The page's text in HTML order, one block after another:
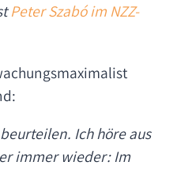
Peter Szabó im NZZ-
Ich höre aus
immer wieder: Im